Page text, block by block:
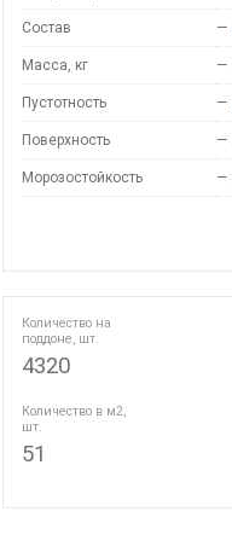
Состав —
Масса, кг —
Пустотность —
Поверхность —
Морозостойкость —
Количество на
поддоне, шт.
4320
Количество в м2,
шт.
51